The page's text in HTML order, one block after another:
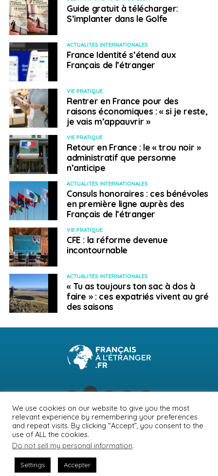
Guide gratuit à télécharger:
S’implanter dans le Golfe
ACTUALITÉS INTERNATIONALES
France Identité s’étend aux
Français de l’étranger
VIE PRATIQUE
Rentrer en France pour des
raisons économiques : « si je reste,
je vais m’appauvrir »
VIE PRATIQUE
Retour en France : le « trou noir »
administratif que personne
n’anticipe
ACTUALITÉS INTERNATIONALES
Consuls honoraires : ces bénévoles
en première ligne auprès des
Français de l’étranger
VIE PRATIQUE
CFE : la réforme devenue
incontournable
ACTUALITÉS INTERNATIONALES
« Tu as toujours ton sac à dos à
faire » : ces expatriés vivent au gré
des saisons
NEWSLETTER PUBLICITÉ CONTACTS
MENTIONS LÉGALES
POLITIQUE DE CONFIDENTIALITÉ
© Journal des Français à l'étranger 2026
We use cookies on our website to give you the most
relevant experience by remembering your preferences
and repeat visits. By clicking “Accept”, you consent to the
use of ALL the cookies.
Do not sell my personal information.
Settings Accepter